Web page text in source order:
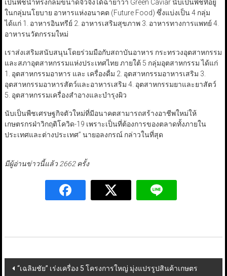
เป็นพืชน้ำทรงกลมขนาดจิ๋วจึงได้ฉายาว่า Green Caviar นับเป็นพืชที่อยู่
ในกลุ่มนโยบาย อาหารแห่งอนาคต (Future Food) ซึ่งแบ่งเป็น 4 กลุ่ม
ได้แก่ 1. อาหารอินทรีย์ 2. อาหารเสริมสุขภาพ 3. อาหารทางการแพทย์ 4.
อาหารนวัตกรรมใหม่
เราส่งเสริมสนับสนุนโดยร่วมมือกับสถาบันอาหาร กระทรวงอุตสาหกรรม
และสภาอุตสาหกรรมแห่งประเทศไทย ภายใต้ 5 กลุ่มอุตสาหกรรม ได้แก่
1. อุตสาหกรรมอาหาร และ เครื่องดื่ม 2. อุตสาหกรรมอาหารเสริม 3.
อุตสาหกรรมอาหารสัตว์และอาหารเสริม 4. อุตสาหกรรมยาและยาสัตว์
5. อุตสาหกรรมเครื่องสำอางและบำรุงผิว
นับเป็นพืชเศรษฐกิจตัวใหม่ที่มีอนาคตสามารถสร้างอาชีพใหม่ให้
เกษตรกรฝ่าวิกฤติโควิด-19 เพราะเป็นที่ต้องการของตลาดทั้งภายใน
ประเทศและต่างประเทศ” นายอลงกรณ์ กล่าวในที่สุด
มีผู้อ่านข่าวนี้แล้ว 2662 ครั้ง
Post
“เฉลิมชัย” เร่งเครื่อง 5 โครงการใหญ่ มุ่งแปรรูปสินค้าเกษตร